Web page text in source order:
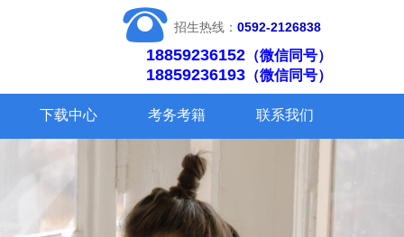
뀰 招生热线： 0592-2126838
18859236152 （微信同号）
18859236193 （微信同号）
下载中心 考务考籍 联系我们